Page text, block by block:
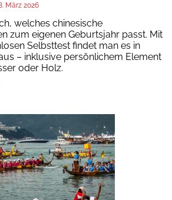
März 2026
welches chinesische
zum eigenen Geburtsjahr passt. Mit
Selbsttest findet man es in
– inklusive persönlichem Element
oder Holz.